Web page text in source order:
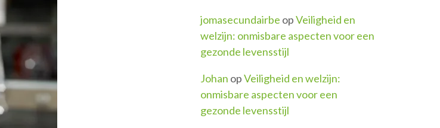
jomasecundairbe opVeiligheid en
welzijn: onmisbare aspecten voor een
gezonde levensstijl
Johan opVeiligheid en welzijn:
onmisbare aspecten voor een
gezonde levensstijl